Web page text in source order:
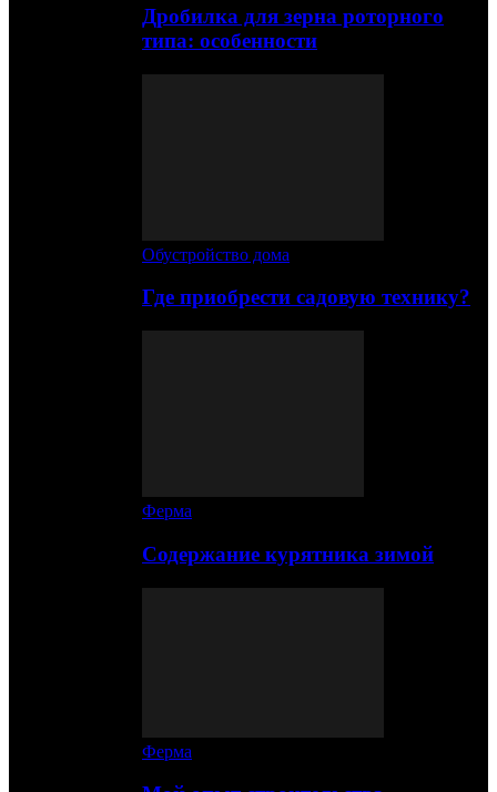
Дробилка для зерна роторного
типа: особенности
Обустройство дома
Где приобрести садовую технику?
Ферма
Содержание курятника зимой
Ферма